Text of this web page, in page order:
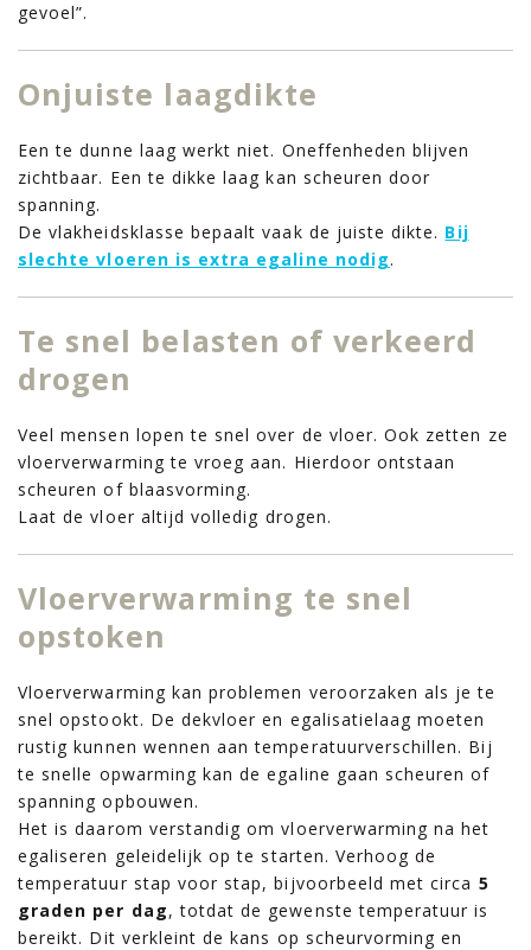
gevoel”.
Onjuiste laagdikte
Een te dunne laag werkt niet. Oneffenheden blijven
zichtbaar. Een te dikke laag kan scheuren door
spanning.
De vlakheidsklasse bepaalt vaak de juiste dikte. Bij
slechte vloeren is extra egaline nodig.
Te snel belasten of verkeerd
drogen
Veel mensen lopen te snel over de vloer. Ook zetten ze
vloerverwarming te vroeg aan. Hierdoor ontstaan
scheuren of blaasvorming.
Laat de vloer altijd volledig drogen.
Vloerverwarming te snel
opstoken
Vloerverwarming kan problemen veroorzaken als je te
snel opstookt. De dekvloer en egalisatielaag moeten
rustig kunnen wennen aan temperatuurverschillen. Bij
te snelle opwarming kan de egaline gaan scheuren of
spanning opbouwen.
Het is daarom verstandig om vloerverwarming na het
egaliseren geleidelijk op te starten. Verhoog de
temperatuur stap voor stap, bijvoorbeeld met circa 5
graden per dag, totdat de gewenste temperatuur is
bereikt. Dit verkleint de kans op scheurvorming en